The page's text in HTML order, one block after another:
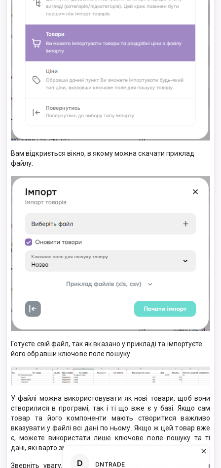
Вам відкриється вікно, в якому можна скачати приклад
файлу.
Готуєте свій файл, так як вказано у прикладі та імпортуєте
його обравши ключове поле пошуку.
У файлі можна використовувати як нові товари, щоб вони
створилися в програмі, так і ті що вже є у базі. Якщо сам
товар та його компоненти мають створитися важливо
вказувати у файлі всі дані по ньому. Якщо ж цей товар вже
є, можете використати лише ключове поле пошуку та ті
дані, які варто змінити.
Зверніть увагу, що якщо Ви бажаєте змінити кількість в